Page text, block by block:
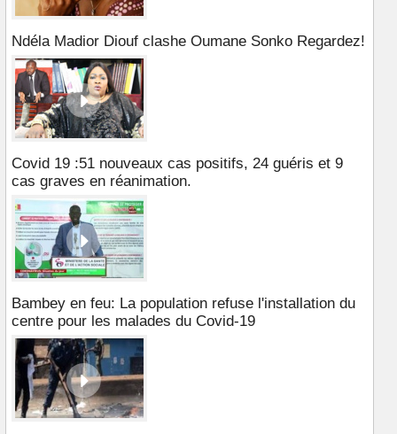
Ndéla Madior Diouf clashe Oumane Sonko Regardez!
Covid 19 :51 nouveaux cas positifs, 24 guéris et 9
cas graves en réanimation.
Bambey en feu: La population refuse l'installation du
centre pour les malades du Covid-19